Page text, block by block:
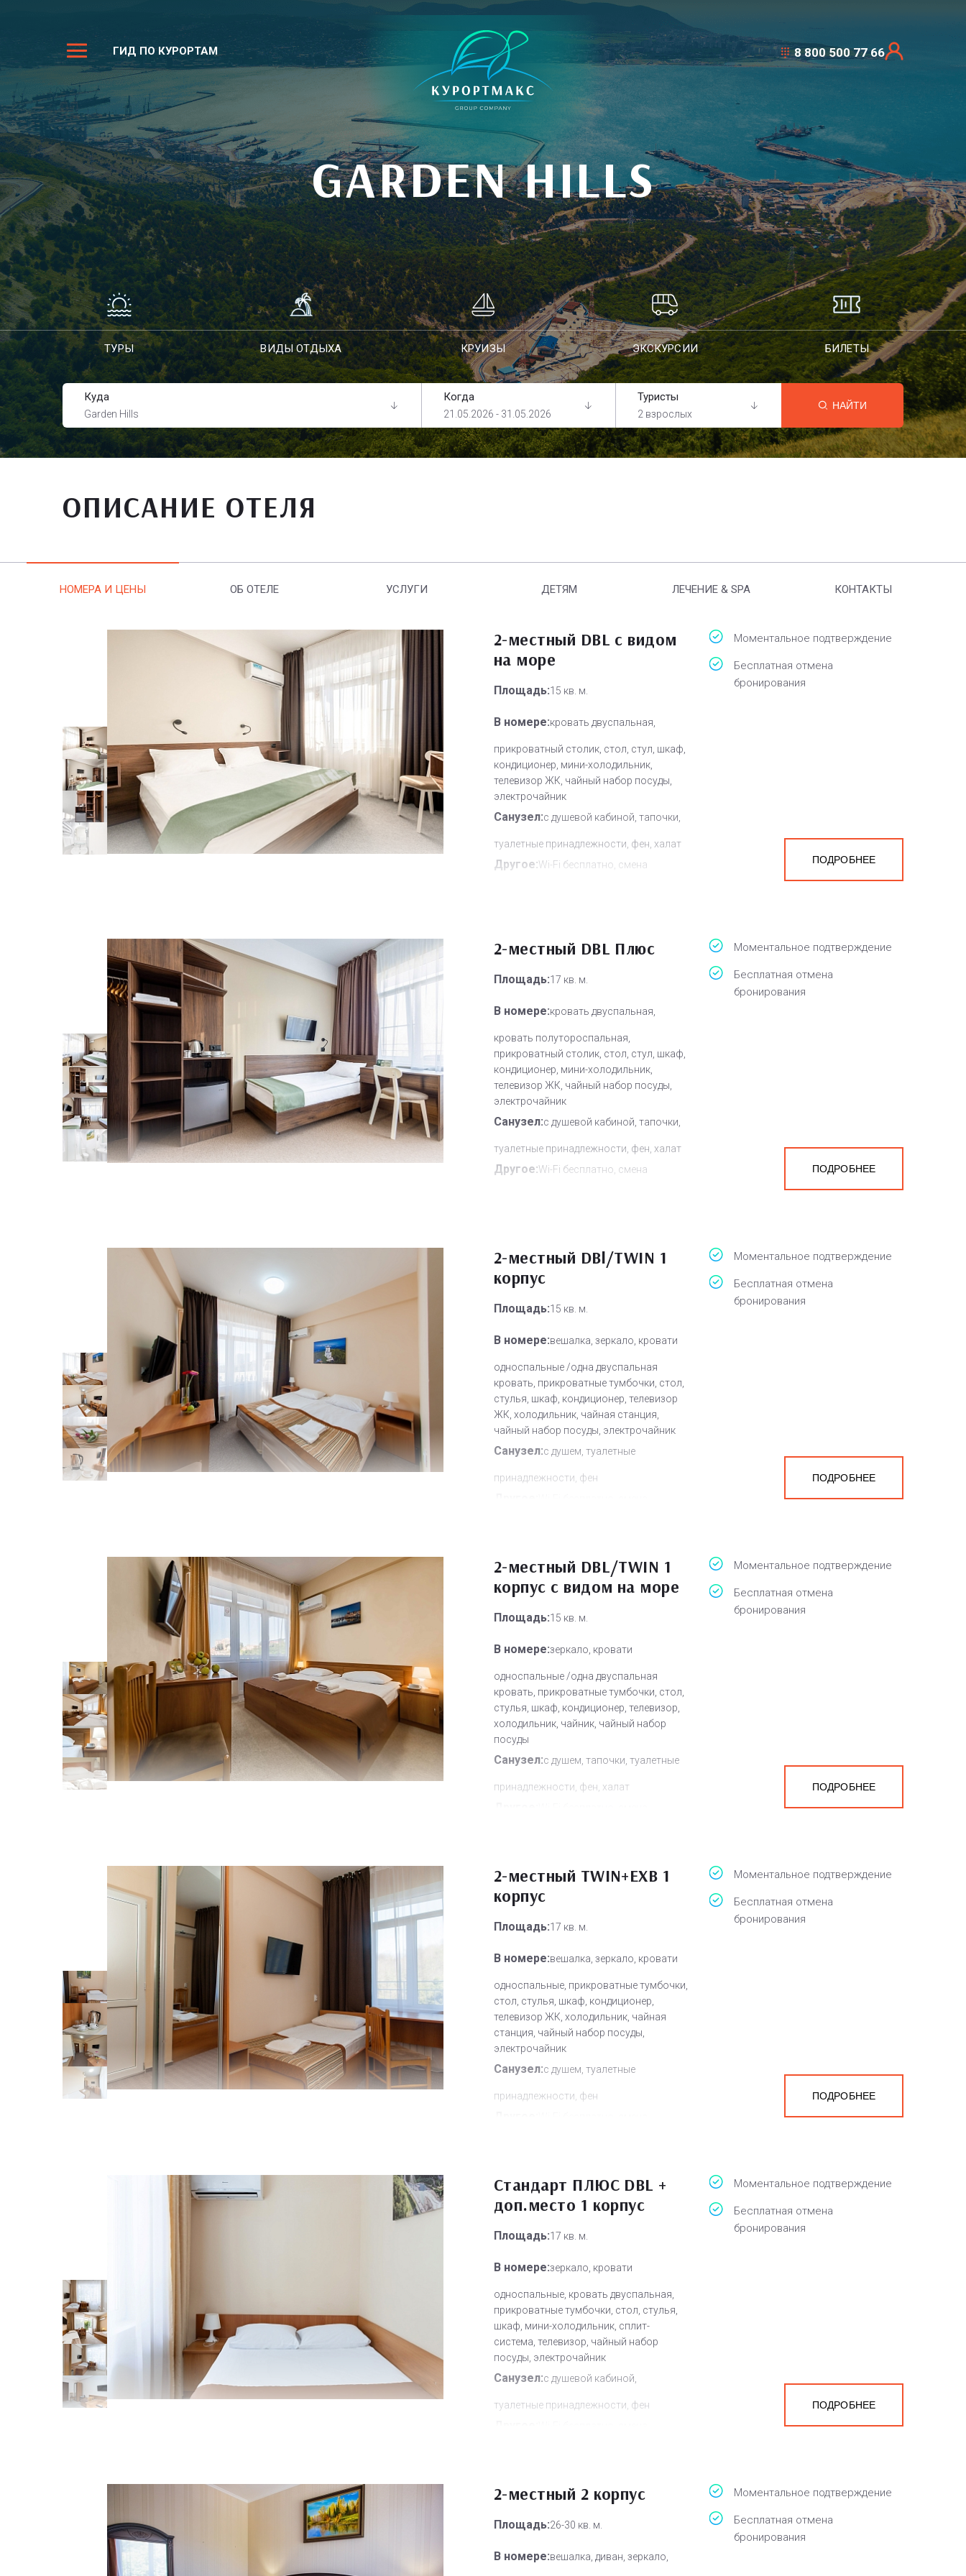
ГИД ПО КУРОРТАМ 8 800 500 77 66
GARDEN HILLS
ТУРЫ ВИДЫ ОТДЫХА КРУИЗЫ ЭКСКУРСИИ БИЛЕТЫ
Куда
Garden Hills
Когда
21.05.2026 - 31.05.2026
Туристы
2 взрослых
НАЙТИ
ОПИСАНИЕ ОТЕЛЯ
НОМЕРА И ЦЕНЫ ОБ ОТЕЛЕ УСЛУГИ ДЕТЯМ ЛЕЧЕНИЕ & SPA КОНТАКТЫ
2-местный DBL с видом
на море
Площадь:15 кв. м.
В номере:кровать двуспальная,
прикроватный столик, стол, стул, шкаф,
кондиционер, мини-холодильник,
телевизор ЖК, чайный набор посуды,
электрочайник
Санузел:с душевой кабиной, тапочки,
туалетные принадлежности, фен, халат
Другое:Wi-Fi бесплатно, смена
Моментальное подтверждение
Бесплатная отмена
бронирования
ПОДРОБНЕЕ
2-местный DBL Плюс
Площадь:17 кв. м.
В номере:кровать двуспальная,
кровать полутороспальная,
прикроватный столик, стол, стул, шкаф,
кондиционер, мини-холодильник,
телевизор ЖК, чайный набор посуды,
электрочайник
Санузел:с душевой кабиной, тапочки,
туалетные принадлежности, фен, халат
Другое:Wi-Fi бесплатно, смена
Моментальное подтверждение
Бесплатная отмена
бронирования
ПОДРОБНЕЕ
2-местный DBl/TWIN 1
корпус
Площадь:15 кв. м.
В номере:вешалка, зеркало, кровати
односпальные /одна двуспальная
кровать, прикроватные тумбочки, стол,
стулья, шкаф, кондиционер, телевизор
ЖК, холодильник, чайная станция,
чайный набор посуды, электрочайник
Санузел:с душем, туалетные
принадлежности, фен
Дополнительное место:0
Моментальное подтверждение
Бесплатная отмена
бронирования
ПОДРОБНЕЕ
2-местный DBL/TWIN 1
корпус с видом на море
Площадь:15 кв. м.
В номере:зеркало, кровати
односпальные /одна двуспальная
кровать, прикроватные тумбочки, стол,
стулья, шкаф, кондиционер, телевизор,
холодильник, чайник, чайный набор
посуды
Санузел:с душем, тапочки, туалетные
принадлежности, фен, халат
Дополнительное место:0
Моментальное подтверждение
Бесплатная отмена
бронирования
ПОДРОБНЕЕ
2-местный TWIN+EXB 1
корпус
Площадь:17 кв. м.
В номере:вешалка, зеркало, кровати
односпальные, прикроватные тумбочки,
стол, стулья, шкаф, кондиционер,
телевизор ЖК, холодильник, чайная
станция, чайный набор посуды,
электрочайник
Санузел:с душем, туалетные
принадлежности, фен
Дополнительное место:1
Моментальное подтверждение
Бесплатная отмена
бронирования
ПОДРОБНЕЕ
Стандарт ПЛЮС DBL +
доп.место 1 корпус
Площадь:17 кв. м.
В номере:зеркало, кровати
односпальные, кровать двуспальная,
прикроватные тумбочки, стол, стулья,
шкаф, мини-холодильник, сплит-
система, телевизор, чайный набор
посуды, электрочайник
Санузел:с душевой кабиной,
туалетные принадлежности, фен
Дополнительное место: 1
Моментальное подтверждение
Бесплатная отмена
бронирования
ПОДРОБНЕЕ
2-местный 2 корпус
Площадь:26-30 кв. м.
В номере:вешалка, диван, зеркало,
Моментальное подтверждение
Бесплатная отмена
бронирования